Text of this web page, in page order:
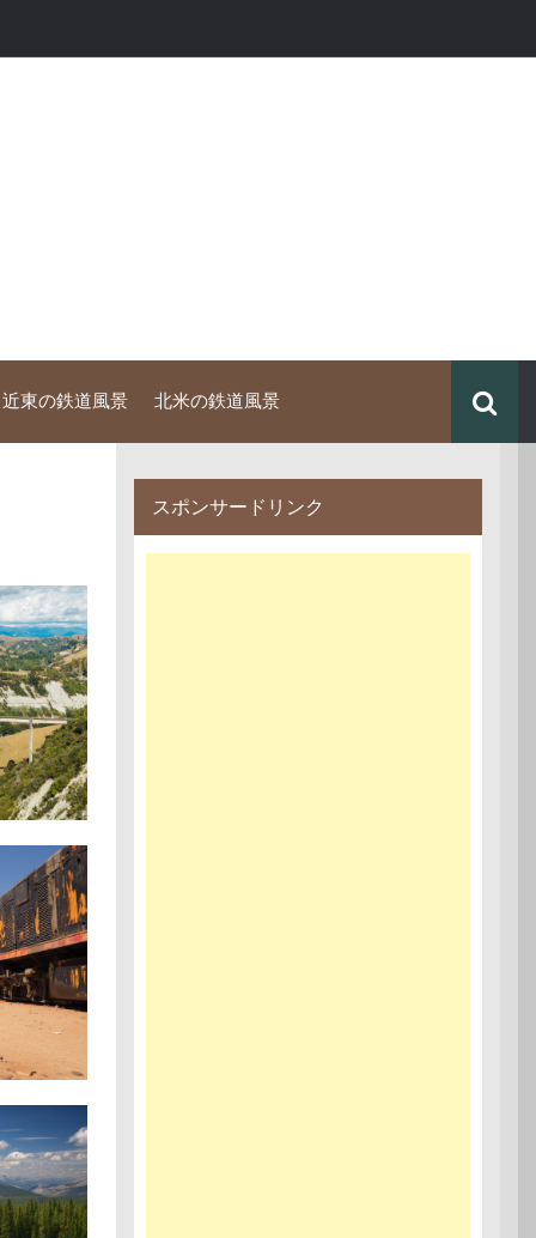
東の鉄道風景 北米の鉄道風景
スポンサードリンク